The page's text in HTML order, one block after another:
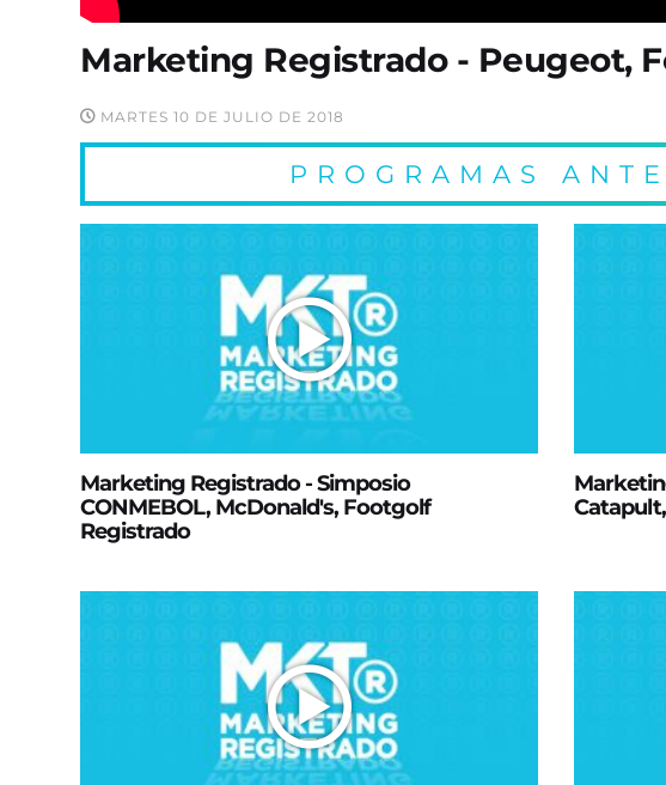
Marketing Registrado - Peugeot,
MARTES 10 DE JULIO DE 2018
PROGRAMAS
Marketing Registrado - Simposio
CONMEBOL, McDonald's, Footgolf
Registrado